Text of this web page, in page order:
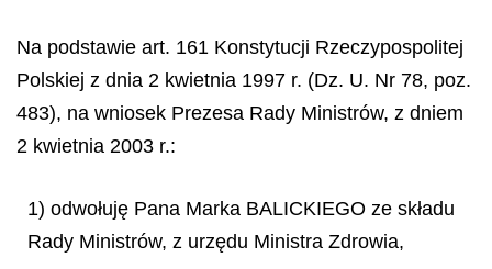
Na podstawie art. 161 Konstytucji Rzeczypospolitej
Polskiej z dnia 2 kwietnia 1997 r. (Dz. U. Nr 78, poz.
483), na wniosek Prezesa Rady Ministrów, z dniem
2 kwietnia 2003 r.:
1) odwołuję Pana Marka BALICKIEGO ze składu
Rady Ministrów, z urzędu Ministra Zdrowia,